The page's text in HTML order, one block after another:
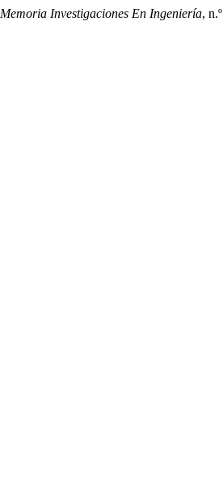
Memoria Investigaciones En Ingeniería,